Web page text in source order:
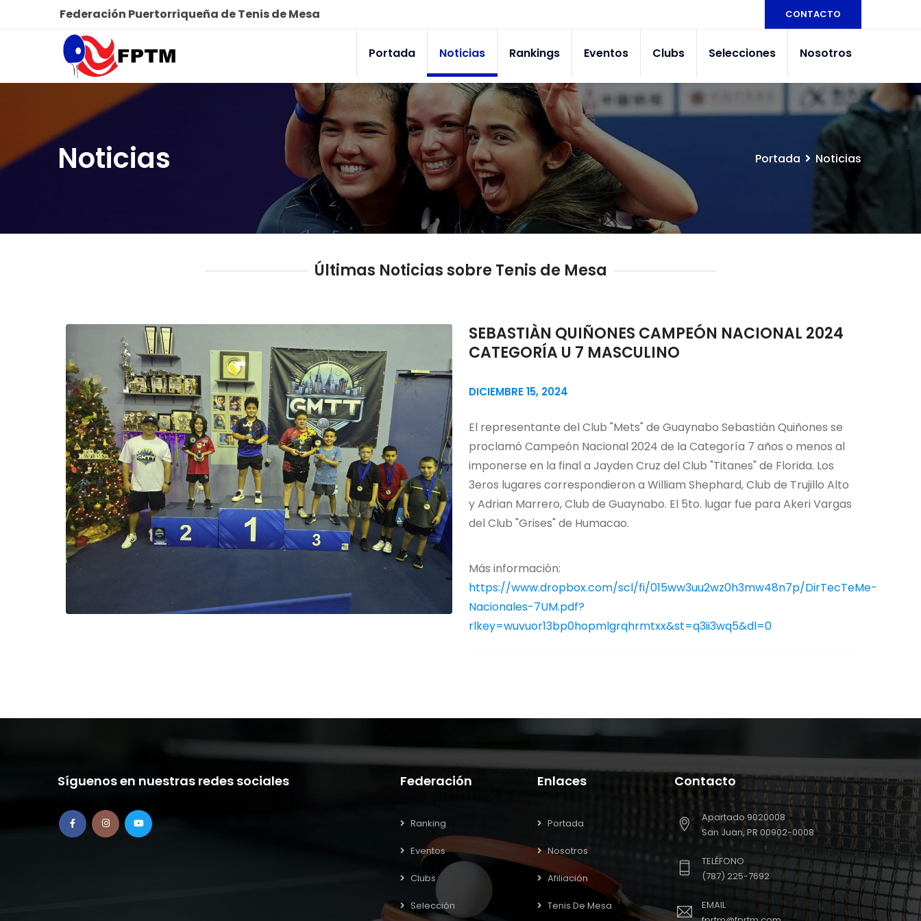
Federación Puertorriqueña de Tenis de Mesa CONTACTO
Portada Noticias Rankings Eventos Clubs Selecciones Nosotros
Noticias Portada Noticias
Últimas Noticias sobre Tenis de Mesa
SEBASTIÀN QUIÑONES CAMPEÓN NACIONAL 2024
CATEGORÍA U 7 MASCULINO
DICIEMBRE 15, 2024
El representante del Club "Mets" de Guaynabo Sebastián Quiñones se
proclamó Campeón Nacional 2024 de la Categoría 7 años o menos al
imponerse en la final a Jayden Cruz del Club "Titanes" de Florida. Los
3eros lugares correspondieron a William Shephard, Club de Trujillo Alto
y Adrian Marrero, Club de Guaynabo. El 5to. lugar fue para Akeri Vargas
del Club "Grises" de Humacao.
Más información:
https://www.dropbox.com/scl/fi/015ww3uu2wz0h3mw48n7p/DirTecTeMe-
Nacionales-7UM.pdf?
rlkey=wuvuor13bp0hopmlgrqhrmtxx&st=q3ii3wq5&dl=0
Síguenos en nuestras redes sociales Federación
Ranking
Eventos
Clubs
Selección
Enlaces
Portada
Nosotros
Afiliación
Tenis De Mesa
Contacto
Apartado 9020008
San Juan, PR 00902-0008
TELÉFONO
(787) 225-7692
EMAIL